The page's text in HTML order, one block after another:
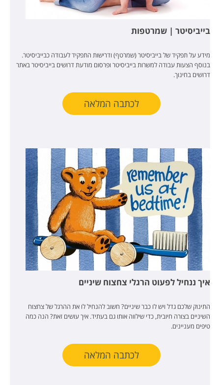
בייביסיטר | שמרטפות
מידע על תפקיד של בייביסיטר (שמרטף) ודרישות התפקיד לעבודה כבייביסיטר.
בנוסף הצעות עבודה למשרות בייביסיטר ופרסום מודעת דרושים בייביסיטר באתר
דרושים בחינוך.
לכתבה המלאה
איך ננחיל לפעוט הרגלי צחצוח שיניים
התינוק שלכם גדל ויש לו כבר שיניים? חשוב להנחיל לו את ההרגל של צחצוח
השיניים בצורה חיובית, כדי שילווה אותו גם בעתיד. איך עושים זאת? הנה כמה
טיפים מעניינים.
לכתבה המלאה